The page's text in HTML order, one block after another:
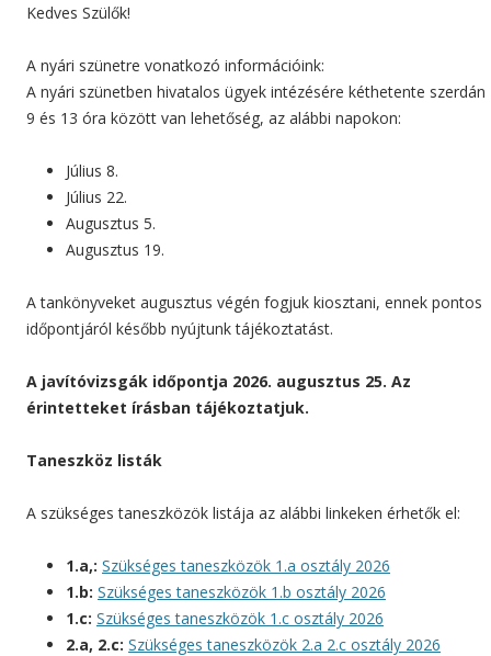
Kedves Szülők!
A nyári szünetre vonatkozó információink:
A nyári szünetben hivatalos ügyek intézésére kéthetente szerdán
9 és 13 óra között van lehetőség, az alábbi napokon:
Július 8.
Július 22.
Augusztus 5.
Augusztus 19.
A tankönyveket augusztus végén fogjuk kiosztani, ennek pontos
időpontjáról később nyújtunk tájékoztatást.
A javítóvizsgák időpontja 2026. augusztus 25. Az
érintetteket írásban tájékoztatjuk.
Taneszköz listák
A szükséges taneszközök listája az alábbi linkeken érhetők el:
1.a,: Szükséges taneszközök 1.a osztály 2026
1.b: Szükséges taneszközök 1.b osztály 2026
1.c: Szükséges taneszközök 1.c osztály 2026
2.a, 2.c: Szükséges taneszközök 2.a 2.c osztály 2026